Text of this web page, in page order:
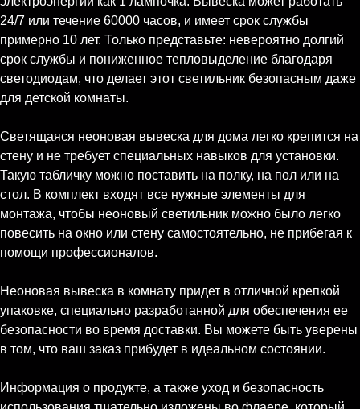
24/7 или течение 60000 часов, и имеет срок службы
примерно 10 лет. Только представьте: невероятно долгий
срок службы и пониженное тепловыделение благодаря
светодиодам, что делает этот светильник безопасным даже
для детской комнаты.
Светящаяся неоновая вывеска для дома легко крепится на
стену и не требует специальных навыков для установки.
Такую табличку можно поставить на полку, на пол или на
стол. В комплект входят все нужные элементы для
монтажа, чтобы неоновый светильник можно было легко
повесить на окно или стену самостоятельно, не прибегая к
помощи профессионалов.
Неоновая вывеска в комнату придет в отличной крепкой
упаковке, специально разработанной для обеспечения ее
безопасности во время доставки. Вы можете быть уверены
в том, что ваш заказ прибудет в идеальном состоянии.
Информация о продукте, а также уход и безопасность